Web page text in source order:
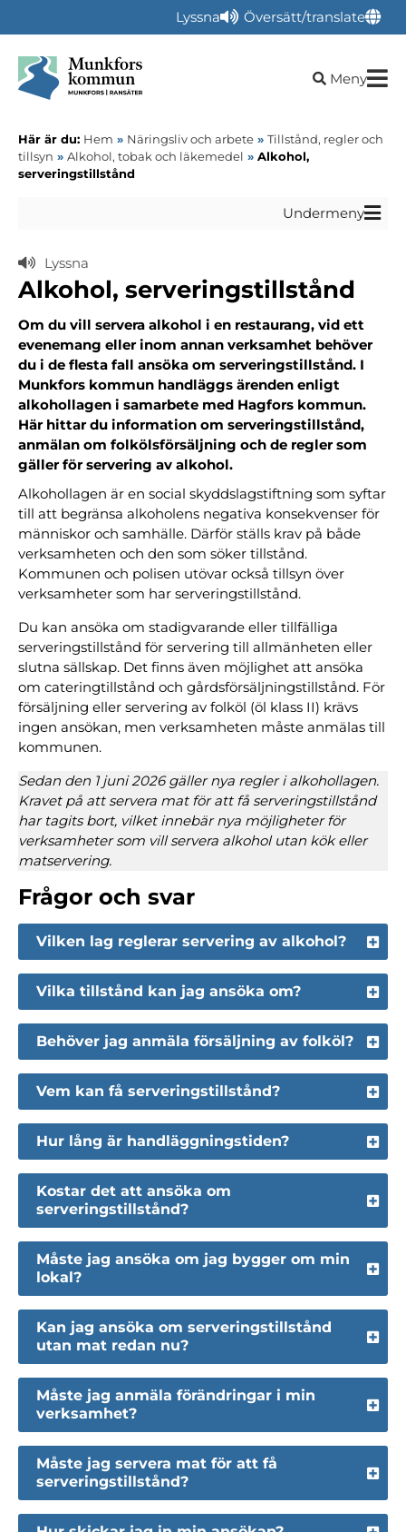
Lyssna Översätt/translate
Öppna
Meny
Här är du: Hem » Näringsliv och arbete » Tillstånd, regler och
tillsyn » Alkohol, tobak och läkemedel » Alkohol,
serveringstillstånd
Undermeny
Lyssna
Alkohol, serveringstillstånd
Om du vill servera alkohol i en restaurang, vid ett
evenemang eller inom annan verksamhet behöver
du i de flesta fall ansöka om serveringstillstånd. I
Munkfors kommun handläggs ärenden enligt
alkohollagen i samarbete med Hagfors kommun.
Här hittar du information om serveringstillstånd,
anmälan om folkölsförsäljning och de regler som
gäller för servering av alkohol.
Alkohollagen är en social skyddslagstiftning som syftar
till att begränsa alkoholens negativa konsekvenser för
människor och samhälle. Därför ställs krav på både
verksamheten och den som söker tillstånd.
Kommunen och polisen utövar också tillsyn över
verksamheter som har serveringstillstånd.
Du kan ansöka om stadigvarande eller tillfälliga
serveringstillstånd för servering till allmänheten eller
slutna sällskap. Det finns även möjlighet att ansöka
om cateringtillstånd och gårdsförsäljningstillstånd. För
försäljning eller servering av folköl (öl klass II) krävs
ingen ansökan, men verksamheten måste anmälas till
kommunen.
Sedan den 1 juni 2026 gäller nya regler i alkohollagen.
Kravet på att servera mat för att få serveringstillstånd
har tagits bort, vilket innebär nya möjligheter för
verksamheter som vill servera alkohol utan kök eller
matservering.
Frågor och svar
Vilken lag reglerar servering av alkohol?
Vilka tillstånd kan jag ansöka om?
Behöver jag anmäla försäljning av folköl?
Vem kan få serveringstillstånd?
Hur lång är handläggningstiden?
Kostar det att ansöka om
serveringstillstånd?
Måste jag ansöka om jag bygger om min
lokal?
Kan jag ansöka om serveringstillstånd
utan mat redan nu?
Måste jag anmäla förändringar i min
verksamhet?
Måste jag servera mat för att få
serveringstillstånd?